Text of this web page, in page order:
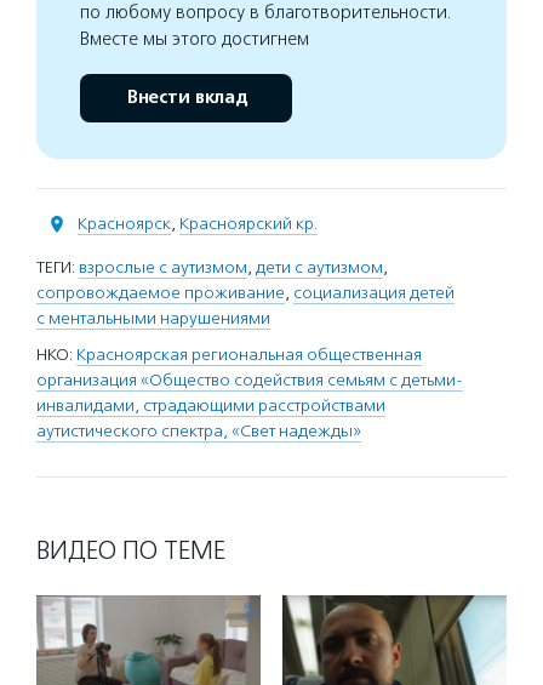
по любому вопросу в благотворительности.
Вместе мы этого достигнем
Внести вклад
Красноярск, Красноярский кр.
ТЕГИ: взрослые с аутизмом, дети с аутизмом,
сопровождаемое проживание, социализация детей
с ментальными нарушениями
НКО: Красноярская региональная общественная
организация «Общество содействия семьям с детьми-
инвалидами, страдающими расстройствами
аутистического спектра, «Свет надежды»
ВИДЕО ПО ТЕМЕ